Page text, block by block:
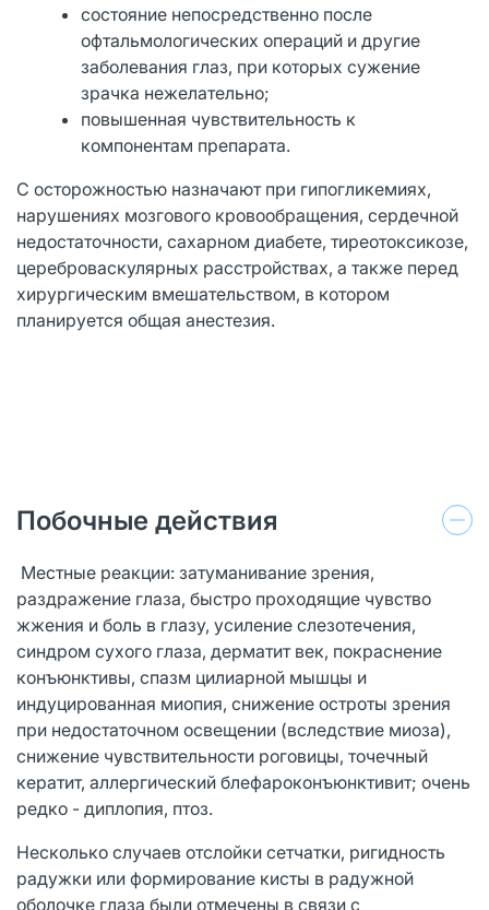
состояние непосредственно после
офтальмологических операций и другие
заболевания глаз, при которых сужение
зрачка нежелательно;
повышенная чувствительность к
компонентам препарата.
С осторожностью назначают при гипогликемиях,
нарушениях мозгового кровообращения, сердечной
недостаточности, сахарном диабете, тиреотоксикозе,
цереброваскулярных расстройствах, а также перед
хирургическим вмешательством, в котором
планируется общая анестезия.
Побочные действия
Местные реакции: затуманивание зрения,
раздражение глаза, быстро проходящие чувство
жжения и боль в глазу, усиление слезотечения,
синдром сухого глаза, дерматит век, покраснение
конъюнктивы, спазм цилиарной мышцы и
индуцированная миопия, снижение остроты зрения
при недостаточном освещении (вследствие миоза),
снижение чувствительности роговицы, точечный
кератит, аллергический блефароконъюнктивит; очень
редко - диплопия, птоз.
Несколько случаев отслойки сетчатки, ригидность
радужки или формирование кисты в радужной
оболочке глаза были отмечены в связи с